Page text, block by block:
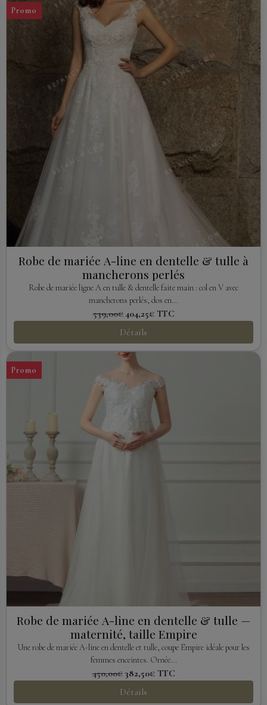
Promo
Robe de mariée A-line en dentelle & tulle à
mancherons perlés
Robe de mariée ligne A en tulle & dentelle faite main : col en V avec
mancherons perlés, dos en...
539,00€404,25€ TTC
Détails
Promo
Robe de mariée A-line en dentelle & tulle —
maternité, taille Empire
Une robe de mariée A-line en dentelle et tulle, coupe Empire idéale pour les
femmes enceintes. Ornée...
450,00€ 382,50€ TTC
Détails